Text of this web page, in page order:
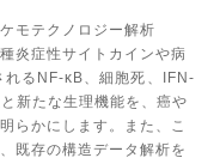
モテクノロジー解析
炎症性サイトカインや病
れるNF-κB、細胞死、IFN-
新たな生理機能を、癌や
らかにします。また、こ
既存の構造データ解析を